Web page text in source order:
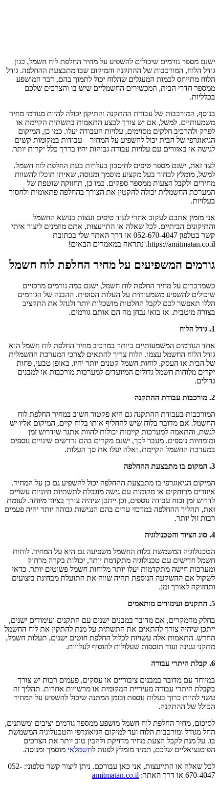
ישנם מספר גורמים שיכולים להשפיע על מחיר החלפת לוח חשמל, כגון
גודל הלוח, המורכבות של ההתקנה והמיקום שבו מתבצעת ההחלפה. גודל
הלוח מתייחס לכמות המעגלים שהלוח יכול לתמוך בהם, דבר המושפע
ממספר חדרי הבית, המכשירים החשמליים שיש בו והצרכים שלכם
בכלליות.
בנוסף, המורכבות של עבודת ההתקנה והתיקון יכולה להיות מגורמי מחיר
משמעותיים. למשל, אם יש צורך לבצע התאמות בתשתית הקיימת או
לפרק ולהרכיב חלקים מסוימים, עלויות העבודה יעלו. כמו כן, המיקום
הגיאוגרפי של הבית יכול להשפיע על המחיר – עבודות במקומות קשים
לגישה או באזורים עם עלויות עבודה גבוהות יהיו בדרך כלל יקרות יותר.
לצד זאת, ישנם מספר טיפים לחיסכון בעלויות בעת החלפת לוח חשמל.
למשל, מומלץ לבחור בעל מקצוע מוסמך ומנוסה, שאיתו תוכלו להשוות
מחירים ולקבל הצעות ממספר ספקים. כמו כן, תחזוקה שוטפת של
המערכת החשמלית יכולה להקטין את הצורך בהחלפה פתאומית ולחסוך
בעלויות.
אני מזמין אתכם לעקוב אחרי לעוד טיפים ועצות בנושא החשמל
והתיקונים הביתיים. לכל שאלה או התייעצות, אתם מוזמנים ליצור איתי
קשר בטלפון 052-670-4047 או דרך האתר שלי בכתובת
https://amitmatan.co.il. נתראה במאמרים הבאים!
גורמים המשפיעים על מחיר החלפת לוח חשמל
כשמדברים על מחיר החלפת לוח חשמל, ישנם כמה גורמים מרכזיים
שיכולים להשפיע משמעותית על העלות הסופית. ההבנה של הגורמים
הללו תאפשר לכם לקבל החלטות מושכלות יותר ולנהל את התקציב
בצורה מיטבית. אז בואו נבחן מה הם אותם גורמים.
1. גודל הלוח
אחד הגורמים המשמעותיים ביותר במרכיב מחיר החלפת לוח חשמל הוא
גודל הלוח החשמל עצמו. הלוח צריך להתאים לצרכי המערכת החשמלית
של הבית או העסק. לוחות חשמל קטנים יותר יהיו, באופן טבעי, פחות
יקרים מלוחות חשמל גדולים המיועדים למערכות מורכבות או למבנים
גדולים.
2. מורכבות עבודת ההתקנה
המורכבות בעבודת ההתקנה גם היא פקטור חשוב במחיר החלפת לוח
החשמל. אם מדובר בלוח שיש להחליף אותו בלוח קיים, המיקום אליו יש
לגשת, והתאמה למערכות קיימות יכולות להוות אתגר שידרוש זמן
ומומחיות נוספים. מעבר לכך, ישנם מקרים בהם נדרשים שינויים נוספים
במערכת החשמל הקיימת, ואלה יעלו את סך העלות.
3. המקום בו מתבצעת ההחלפה
המיקום הגיאוגרפי בו מתבצעת ההחלפה יכול להשפיע גם כן על המחיר.
איזורים מרוחקים או מקומות עם גישה מוגבלת לתשתיות חיוניות עשויים
לדרוש זמן וכוח עבודה נוספים, וכן ייתכן שיהיה צורך בציוד מיוחד. לעומת
זאת, תהליך ההחלפה במרכזי ערים בהם הנגישות גבוהה יותר יהיה פעמים
רבות זול יותר.
4. סוג הציוד והטכנולוגיה
הטכנולוגיה המשמשת בלוח החשמל משפיעה גם היא על המחיר. לוחות
חשמל חדישים עם טכנולוגיה מתקדמת יותר, יכולות בקרה מרחוק
ומערכות חישה מתקדמות יעלו יותר מלוחות חשמל פשוטים יותר. כדאי
לשקול אם ההשקעה הנוספת תהיה שווה את התועלת מבחינת ביצועים
ותחזוקה לאורך זמן.
5. התקנים ועימודים מותאמים
בחלק מהמקרים, אם מדובר במבנים ישנים עם התקנים ועימודים ישנים,
ייתכן שיהיה צורך להתאים את התשתית על מנת להתקין את לוח החשמל
החדש. התאמות אלה עשויות לכלול החלפת חוטים ישנים, תעלות חשמל,
מתקני עגינה ועוד תוספות שעלולות להוסיף לעלויות.
6. קבלת היתרי עבודה
במיוחד עם מדובר במבנים ציבוריים או עסקים, פעמים רבות יש צורך
בקבלת היתרי עבודה מעיריית המקומית או מרשויות אחרות. תהליך זה
עשוי להיות כרוך בעלות נוספת ובזמן המתנה שיכול להשפיע על המחיר
הכולל של ההתקנה.
לסיכום, מחיר החלפת לוח חשמל מושפע ממספר גורמים יציבים ומשתנים,
החל מגודל ומורכבות הלוח ועד למיקום הגיאוגרפי והטכנולוגיה המשמשת
בו. על מנת לקבל הצעת מחיר מדויקת ולהבין טוב יותר את הצרכים
הפוטנציאליים שלכם, תמיד מומלץ לפנות לחשמלאי מוסמך ומנוסה.
לכל שאלה או התייעצות, אני כאן עבורכם. ניתן ליצור קשר טלפוני: 052-
670-4047 או דרך האתר:
amitmatan.co.il